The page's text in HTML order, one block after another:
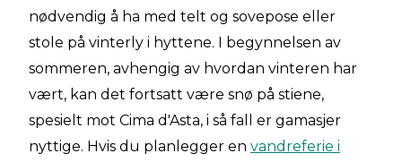
nødvendig å ha med telt og sovepose eller
stole på vinterly i hyttene. I begynnelsen av
sommeren, avhengig av hvordan vinteren har
vært, kan det fortsatt være snø på stiene,
spesielt mot Cima d'Asta, i så fall er gamasjer
nyttige. Hvis du planlegger en vandreferie i